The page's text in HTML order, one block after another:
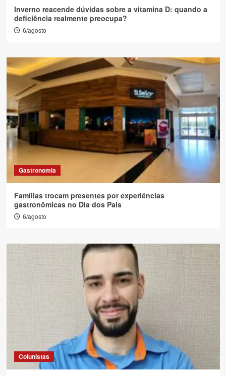
Inverno reacende dúvidas sobre a vitamina D: quando a
deficiência realmente preocupa?
6/agosto
Gastronomia
Famílias trocam presentes por experiências
gastronômicas no Dia dos Pais
6/agosto
Colunistas